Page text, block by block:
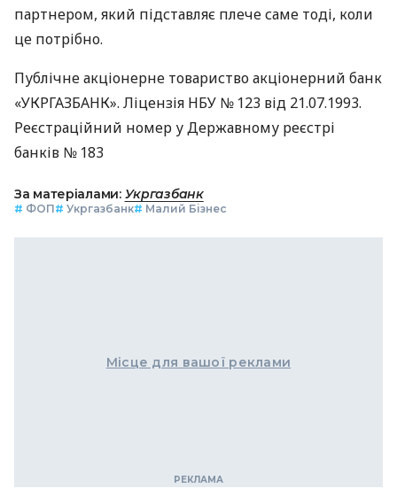
партнером, який підставляє плече саме тоді, коли
це потрібно.
Публічне акціонерне товариство акціонерний банк
«УКРГАЗБАНК». Ліцензія НБУ № 123 від 21.07.1993.
Реєстраційний номер у Державному реєстрі
банків № 183
За матеріалами: Укргазбанк
# ФОП# Укргазбанк# Малий Бізнес
Місце для вашої реклами